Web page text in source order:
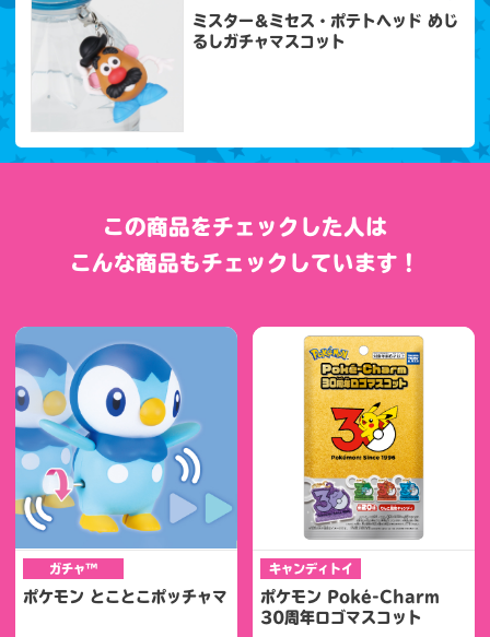
ミスター＆ミセス・ポテトヘッド めじ
るしガチャマスコット
この商品をチェックした人は
こんな商品もチェックしています！
ガチャ™
ポケモン とことこポッチャマ
キャンディトイ
ポケモン Poké-Charm
30周年ロゴマスコット